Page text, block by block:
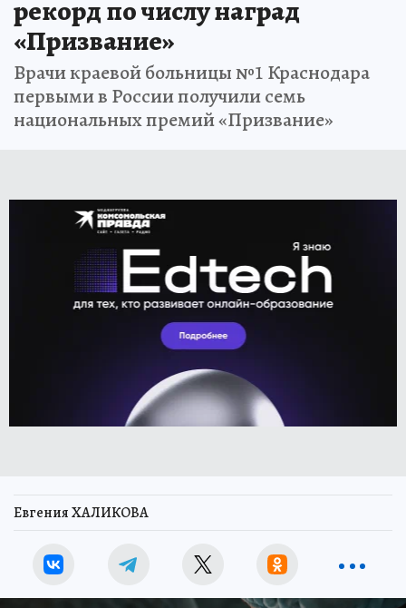
рекорд по числу наград
«Призвание»
Врачи краевой больницы №1 Краснодара
первыми в России получили семь
национальных премий «Призвание»
Евгения ХАЛИКОВА